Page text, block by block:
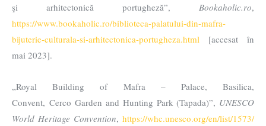
şi arhitectonică portugheză”, Bookaholic.ro,
https://www.bookaholic.ro/biblioteca-palatului-din-mafra-
bijuterie-culturala-si-arhitectonica-portugheza.html [accesat în
mai 2023].
„Royal Building of Mafra – Palace, Basilica,
Convent, Cerco Garden and Hunting Park (Tapada)”, UNESCO
World Heritage Convention, https://whc.unesco.org/en/list/1573/